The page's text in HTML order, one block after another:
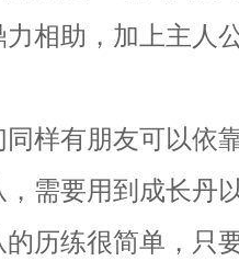
相助，加上主人
有朋友可以依
需要用到成长丹
的历练很简单，只